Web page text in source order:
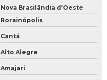
Nova Brasilândia d'Oeste
Rorainópolis
Cantá
Alto Alegre
Amajari